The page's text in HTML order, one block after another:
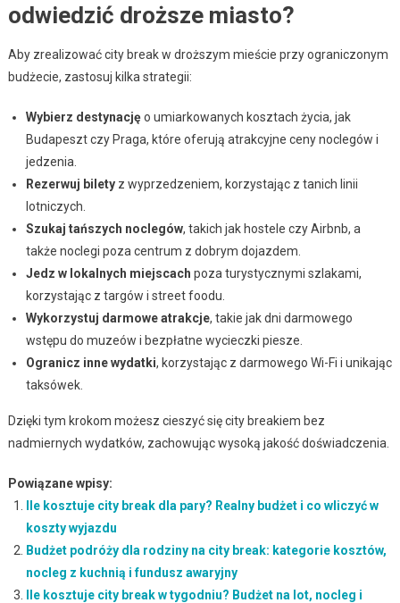
odwiedzić droższe miasto?
Aby zrealizować city break w droższym mieście przy ograniczonym
budżecie, zastosuj kilka strategii:
Wybierz destynacjęo umiarkowanych kosztach życia, jak
Budapeszt czy Praga, które oferują atrakcyjne ceny noclegów i
jedzenia.
Rezerwuj biletyz wyprzedzeniem, korzystając z tanich linii
lotniczych.
Szukaj tańszych noclegów, takich jak hostele czy Airbnb, a
także noclegi poza centrum z dobrym dojazdem.
Jedz w lokalnych miejscach poza turystycznymi szlakami,
korzystając z targów i street foodu.
Wykorzystuj darmowe atrakcje, takie jak dni darmowego
wstępu do muzeów i bezpłatne wycieczki piesze.
Ogranicz inne wydatki, korzystając z darmowego Wi-Fi i unikając
taksówek.
Dzięki tym krokom możesz cieszyć się city breakiem bez
nadmiernych wydatków, zachowując wysoką jakość doświadczenia.
Powiązane wpisy:
Ile kosztuje city break dla pary? Realny budżet i co wliczyć w
koszty wyjazdu
Budżet podróży dla rodziny na city break: kategorie kosztów,
nocleg z kuchnią i fundusz awaryjny
Ile kosztuje city break w tygodniu? Budżet na lot, nocleg i